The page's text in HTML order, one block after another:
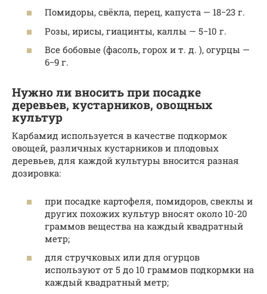
Помидоры, свёкла, перец, капуста — 18−23 г.
Розы, ирисы, гиацинты, каллы — 5−10 г.
Все бобовые (фасоль, горох и т. д. ), огурцы —
6−9 г.
Нужно ли вносить при посадке
деревьев, кустарников, овощных
культур
Карбамид используется в качестве подкормок
овощей, различных кустарников и плодовых
деревьев, для каждой культуры вносится разная
дозировка:
при посадке картофеля, помидоров, свеклы и
других похожих культур вносят около 10-20
граммов вещества на каждый квадратный
метр;
для стручковых или для огурцов
используют от 5 до 10 граммов подкормки на
каждый квадратный метр;